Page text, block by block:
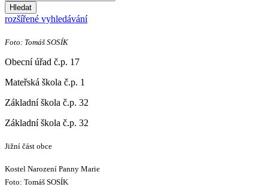
Hledat
rozšířené vyhledávání
Foto: Tomáš SOSÍK
Obecní úřad č.p. 17
Mateřská škola č.p. 1
Základní škola č.p. 32
Základní škola č.p. 32
Jižní část obce
Kostel Narození Panny Marie
Foto: Tomáš SOSÍK